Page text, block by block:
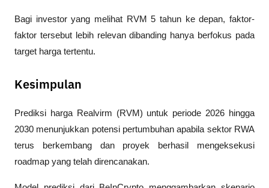
Bagi investor yang melihat RVM 5 tahun ke depan, faktor-
faktor tersebut lebih relevan dibanding hanya berfokus pada
target harga tertentu.
Kesimpulan
Prediksi harga Realvirm (RVM) untuk periode 2026 hingga
2030 menunjukkan potensi pertumbuhan apabila sektor RWA
terus berkembang dan proyek berhasil mengeksekusi
roadmap yang telah direncanakan.